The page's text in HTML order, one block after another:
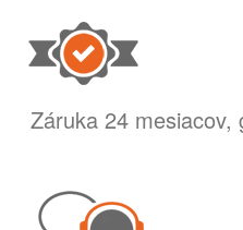
Záruka 24 mesiacov,